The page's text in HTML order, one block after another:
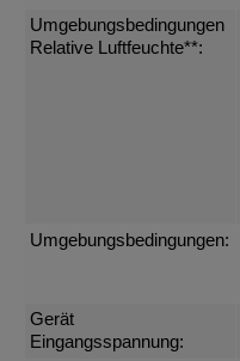
Umgebungsbedingungen
Relative Luftfeuchte**:
Umgebungsbedingungen:
Gerät
Eingangsspannung: